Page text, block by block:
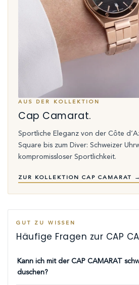
AUS DER KOLLEKTION
Cap Camarat.
Sportliche Eleganz von der Côte
Square bis zum Diver: Schweizer
kompromissloser Sportlichkeit.
ZUR KOLLEKTION CAP CAMARAT →
GUT ZU WISSEN
Häufige Fragen zur CAP
Kann ich mit der CAP CAMARAT
duschen?